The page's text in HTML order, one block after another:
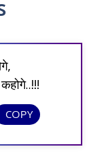
COPY